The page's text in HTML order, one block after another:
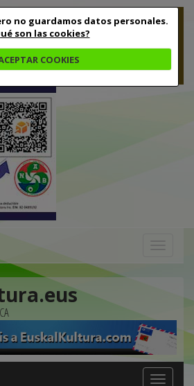
no guardamos datos personales.
son las cookies?
COOKIES
Toggle